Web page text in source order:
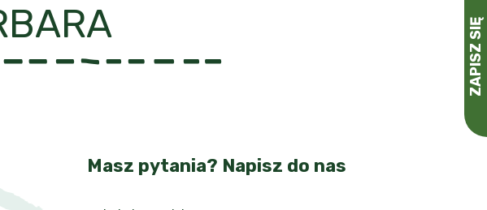
ZAPISZ SIĘ
Masz pytania? Napisz do nas